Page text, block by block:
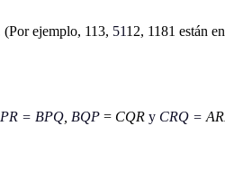
(Por ejemplo, 113, 5112, 1181 están
= BPQ BQP = CQR y CRQ =